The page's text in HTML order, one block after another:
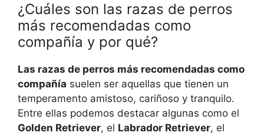
¿Cuáles son las razas de perros
más recomendadas como
compañía y por qué?
Las razas de perros más recomendadas como
compañía suelen ser aquellas que tienen un
temperamento amistoso, cariñoso y tranquilo.
Entre ellas podemos destacar algunas como el
Golden Retriever, el Labrador Retriever, el